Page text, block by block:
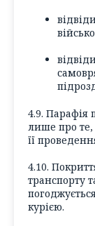
4.9. Парафія
лише про те,
її
4.10.
транспорту
курією.